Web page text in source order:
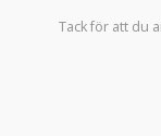
Tack för att du